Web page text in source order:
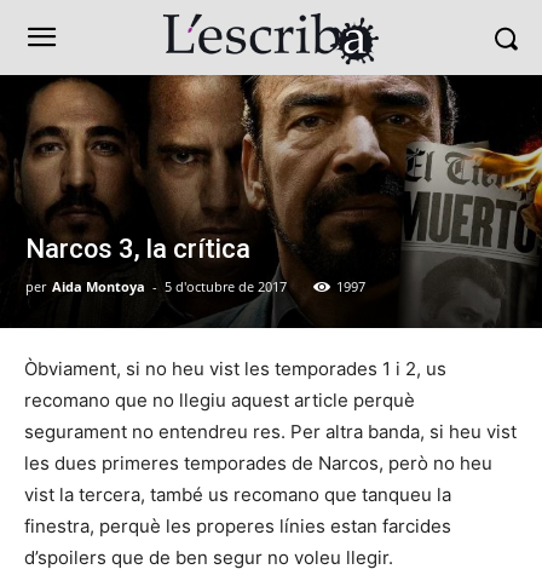
Narcos 3, la crítica
per Aida Montoya - 5 d'octubre de 2017 1997
Òbviament, si no heu vist les temporades 1 i 2, us
recomano que no llegiu aquest article perquè
segurament no entendreu res. Per altra banda, si heu vist
les dues primeres temporades de Narcos, però no heu
vist la tercera, també us recomano que tanqueu la
finestra, perquè les properes línies estan farcides
d’spoilers que de ben segur no voleu llegir.